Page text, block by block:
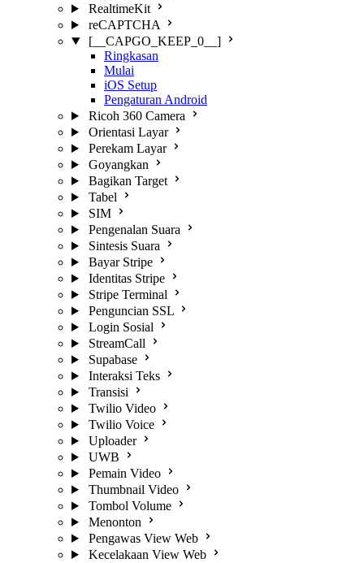
RealtimeKit
reCAPTCHA
[__CAPGO_KEEP_0__]
Ringkasan
Mulai
iOS Setup
Pengaturan Android
Ricoh 360 Camera
Orientasi Layar
Perekam Layar
Goyangkan
Bagikan Target
Tabel
SIM
Pengenalan Suara
Sintesis Suara
Bayar Stripe
Identitas Stripe
Stripe Terminal
Penguncian SSL
Login Sosial
StreamCall
Supabase
Interaksi Teks
Transisi
Twilio Video
Twilio Voice
Uploader
UWB
Pemain Video
Thumbnail Video
Tombol Volume
Menonton
Pengawas View Web
Kecelakaan View Web